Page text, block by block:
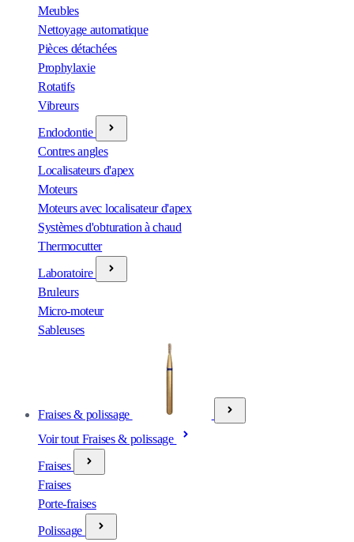
Meubles
Nettoyage automatique
Pièces détachées
Prophylaxie
Rotatifs
Vibreurs
Endodontie
Contres angles
Localisateurs d'apex
Moteurs
Moteurs avec localisateur d'apex
Systèmes d'obturation à chaud
Thermocutter
Laboratoire
Bruleurs
Micro-moteur
Sableuses
Fraises & polissage
Voir tout Fraises & polissage
Fraises
Fraises
Porte-fraises
Polissage